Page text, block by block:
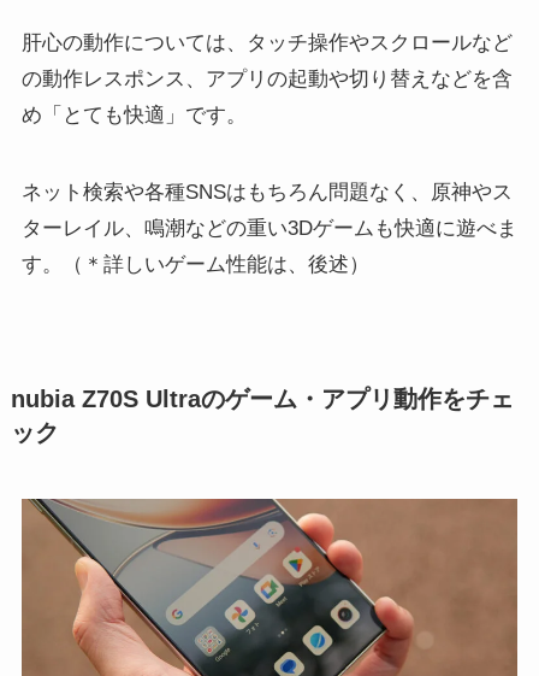
肝心の動作については、タッチ操作やスクロールなど
の動作レスポンス、アプリの起動や切り替えなどを含
め「とても快適」です。
ネット検索や各種SNSはもちろん問題なく、原神やス
ターレイル、鳴潮などの重い3Dゲームも快適に遊べま
す。（＊詳しいゲーム性能は、後述）
nubia Z70S Ultraのゲーム・アプリ動作をチェ
ック